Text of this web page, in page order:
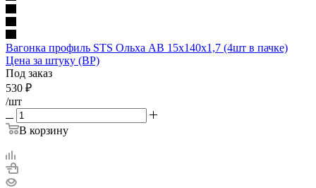
Вагонка профиль STS Ольха АB 15x140x1,7 (4шт в пачке)
Цена за штуку (ВР)
Под заказ
530 ₽
/шт
В корзину